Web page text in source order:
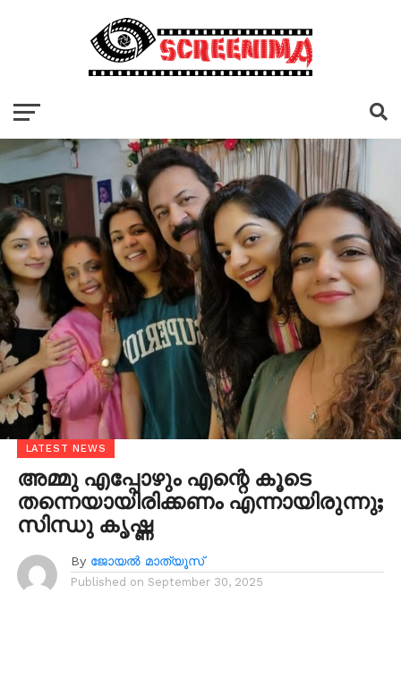
LATEST NEWS
അമ്മു എപ്പോഴും എന്റെ കൂടെ
തന്നെയായിരിക്കണം എന്നായിരുന്നു;
സിന്ധു കൃഷ്ണ
By ജോയൽ മാത്യൂസ്
Published on September 30, 2025